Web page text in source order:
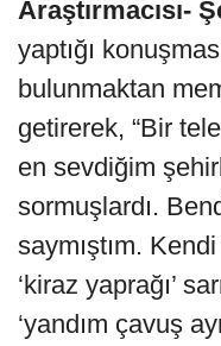
Araştırmacısı-
yaptığı
bulunmaktan
getirerek, “Bir
en sevdiğim
sormuşlardı.
saymıştım.
‘kiraz yaprağı’
‘yandım çavuş